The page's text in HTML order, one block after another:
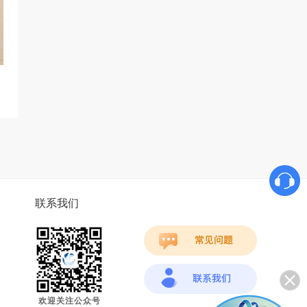
联系我们
欢迎关注公众号